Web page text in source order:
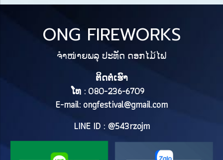
ONG FIREWORKS
ຈຳໜ່າຍພລຸ ປະທັດ ດອກໄມ້ໄຟ
ຕິດຕໍ່ເຮົາ
ໂທ : 080-236-6709
E-mail: ongfestival@gmail.com
LINE ID : @543rzojm